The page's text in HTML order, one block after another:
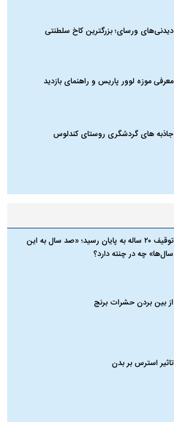
دیدنی‌های ورسای؛ بزرگترین کاخ سلطنتی
معرفی موزه لوور پاریس و راهنمای بازدید
جاذبه های گردشگری روستای کندلوس
توقیف ۲۰ ساله به پایان رسید؛ «صد سال به این
سال‌ها» چه در چنته دارد؟
از بین بردن حشرات برنج
تاثیر استرس بر بدن